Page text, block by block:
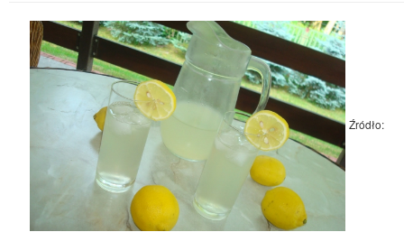
Źródło: